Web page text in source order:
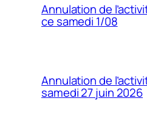
Annulation de
ce samedi 1/08
Annulation de
samedi 27 juin 2026